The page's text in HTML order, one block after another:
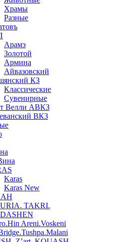
Храмы
Разные
Арамэ
Золотой
Армина
Айвазовский
КЗ
Классические
Сувенирные
Велли АВКЗ
ВКЗ
Karas
Karas New
TAKRI.
Areni.Voskeni